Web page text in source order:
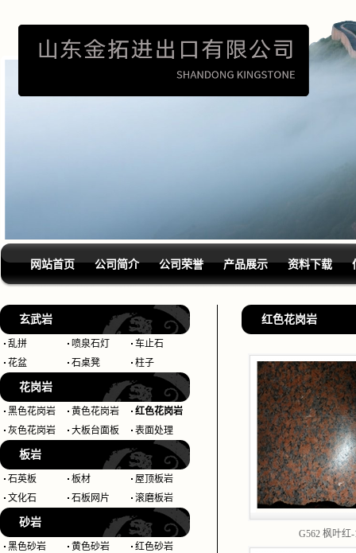
网站首页 公司简介 公司荣誉 产品展示 资料下载
玄武岩
乱拼 喷泉石灯
车止石
花盆
石桌凳 柱子
花岗岩
黑色花岗岩 黄色花岗岩
红色花岗岩
灰色花岗岩
大板台面板 表面处理
板岩
石英板 板材
屋顶板岩
文化石
石板网片 滚磨板岩
砂岩
黑色砂岩 黄色砂岩
红色砂岩
红色花岗岩
G562 枫叶红-